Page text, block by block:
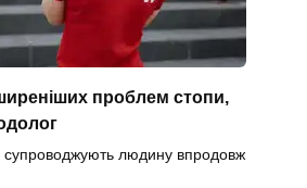
проблем стопи,
людину впродовж